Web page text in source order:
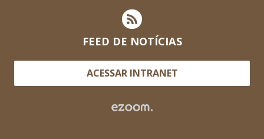
FEED DE NOTÍCIAS
ACESSAR INTRANET